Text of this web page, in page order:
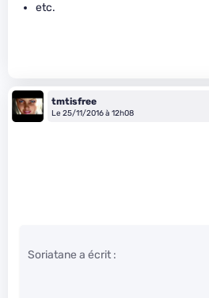
etc.
tmtisfree
Le 25/11/2016 à 12h08
Soriatane a écrit :